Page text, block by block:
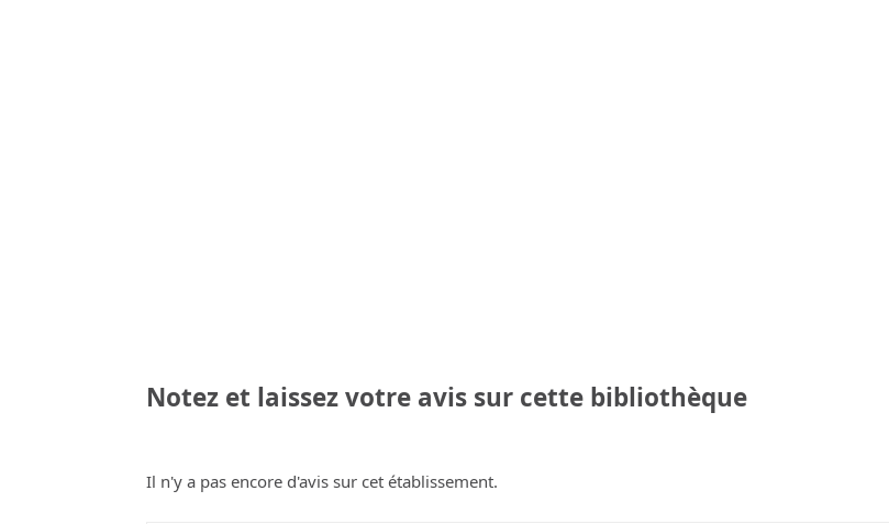
Notez et laissez votre avis sur cette bibliothèque
Il n'y a pas encore d'avis sur cet établissement.